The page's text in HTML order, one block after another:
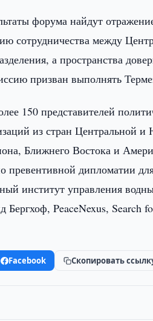
форума найдут
сотрудничества между
а пространства
призван выполнять
150 представителей
из стран
Ближнего Востока и
превентивной дипломатии
институт управления
PeaceNexus, Search
Facebook Скопировать